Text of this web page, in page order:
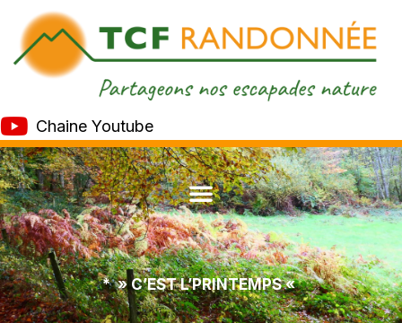
Chaine Youtube
* » C’EST L’PRINTEMPS «